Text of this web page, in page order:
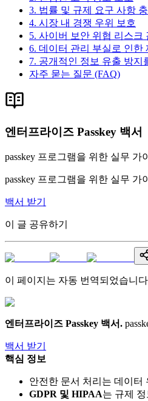
3. 법률 및 규제 요구 사항
4. 시장 내 경쟁 우위 보호
5. 사이버 보안 위협 리스크
6. 데이터 관리 부실로 인한
7. 공개적인 정보 유출 방지
자주 묻는 질문 (FAQ)
엔터프라이즈 Passkey 백서
passkey 프로그램을 위한 실무 가
passkey 프로그램을 위한 실무 가
백서 받기
이 글 공유하기
이 페이지는 자동 번역되었습니
엔터프라이즈 Passkey 백서.
백서 받기
핵심 정보
안전한 문서 처리는 데이터
GDPR 및 HIPAA는 규제